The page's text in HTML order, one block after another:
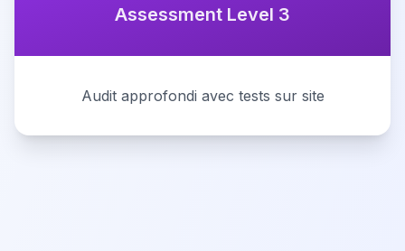
Assessment Level 3
Audit approfondi avec tests sur site